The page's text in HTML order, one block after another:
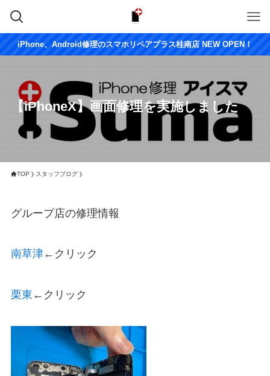
iPhone、Android修理のスマホリペアプラス桂南店 NEW OPEN！
【iPhoneX】画面修理を実施しました
TOP スタッフブログ
グループ店の修理情報
南草津←クリック
栗東 ←クリック